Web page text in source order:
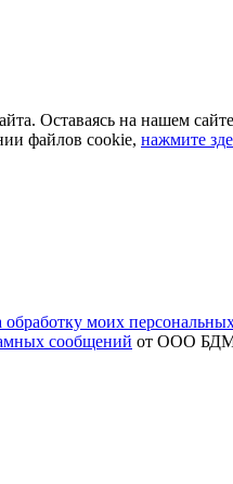
Оставаясь на нашем
файлов cookie, нажмите
обработку моих
сообщений от ООО